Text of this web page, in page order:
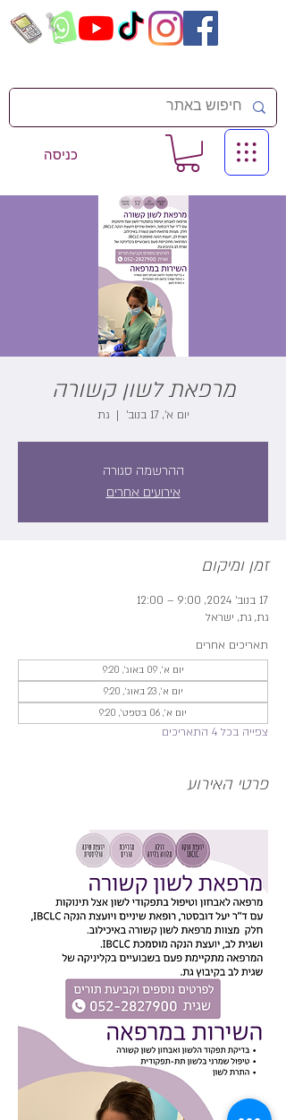
כניסה
מרפאת לשון קשורה
יום א׳, 17 בנוב׳
  |
גת
ההרשמה סגורה
אירועים אחרים
זמן ומיקום
17 בנוב׳ 2024, 9:00 – 12:00
גת, גת, ישראל
תאריכים אחרים
יום א׳, 09 באוג׳, 9:20
יום א׳, 23 באוג׳, 9:20
יום א׳, 06 בספט׳, 9:20
צפייה בכל 4 התאריכים
פרטי האירוע